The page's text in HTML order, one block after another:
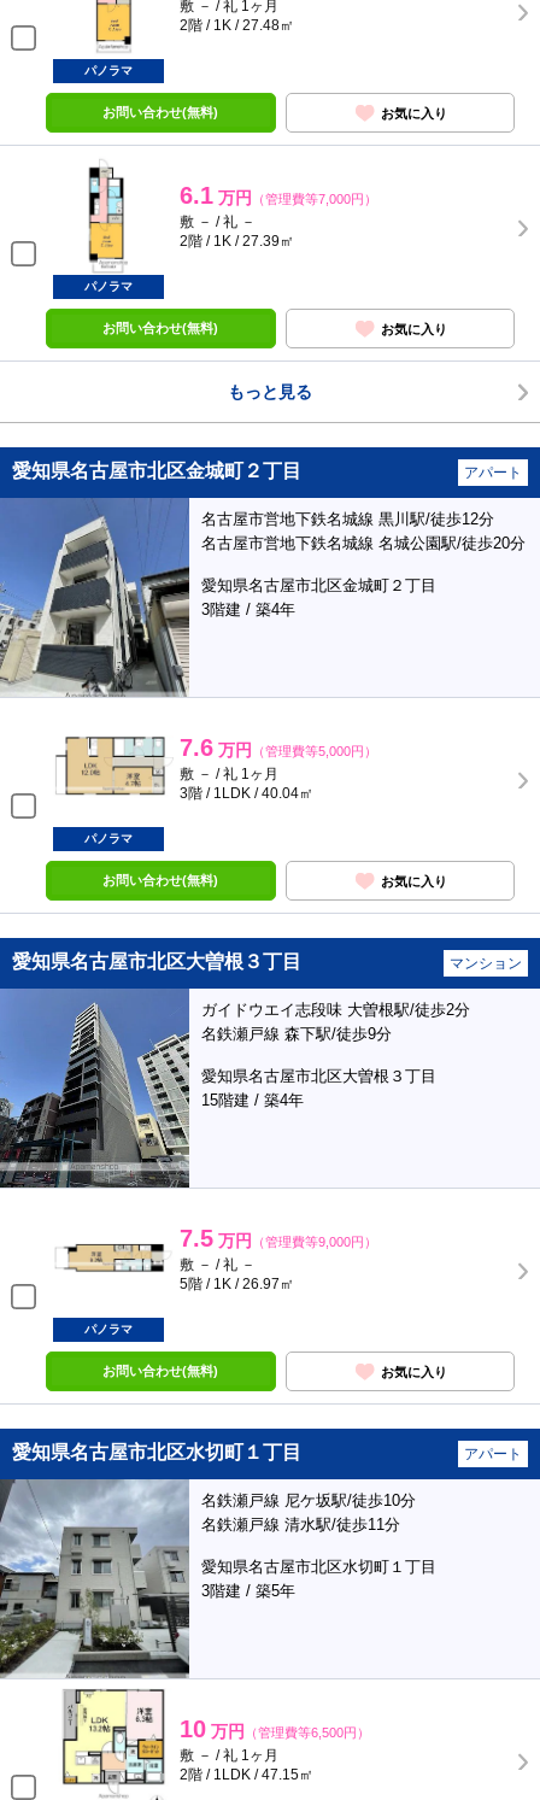
敷 － / 礼 1ヶ月
2階 / 1K / 27.48㎡
パノラマ
お問い合わせ(無料) お気に入り
6.1 万円 （管理費等7,000円）
敷 － / 礼 －
2階 / 1K / 27.39㎡
パノラマ
お問い合わせ(無料) お気に入り
もっと見る
愛知県名古屋市北区金城町２丁目 アパート
名古屋市営地下鉄名城線 黒川駅/徒歩12分
名古屋市営地下鉄名城線 名城公園駅/徒歩20分
愛知県名古屋市北区金城町２丁目
3階建 / 築4年
7.6 万円 （管理費等5,000円）
敷 － / 礼 1ヶ月
3階 / 1LDK / 40.04㎡
パノラマ
お問い合わせ(無料) お気に入り
愛知県名古屋市北区大曽根３丁目 マンション
ガイドウエイ志段味 大曽根駅/徒歩2分
名鉄瀬戸線 森下駅/徒歩9分
愛知県名古屋市北区大曽根３丁目
15階建 / 築4年
7.5 万円 （管理費等9,000円）
敷 － / 礼 －
5階 / 1K / 26.97㎡
パノラマ
お問い合わせ(無料) お気に入り
愛知県名古屋市北区水切町１丁目 アパート
名鉄瀬戸線 尼ケ坂駅/徒歩10分
名鉄瀬戸線 清水駅/徒歩11分
愛知県名古屋市北区水切町１丁目
3階建 / 築5年
10 万円 （管理費等6,500円）
敷 － / 礼 1ヶ月
2階 / 1LDK / 47.15㎡